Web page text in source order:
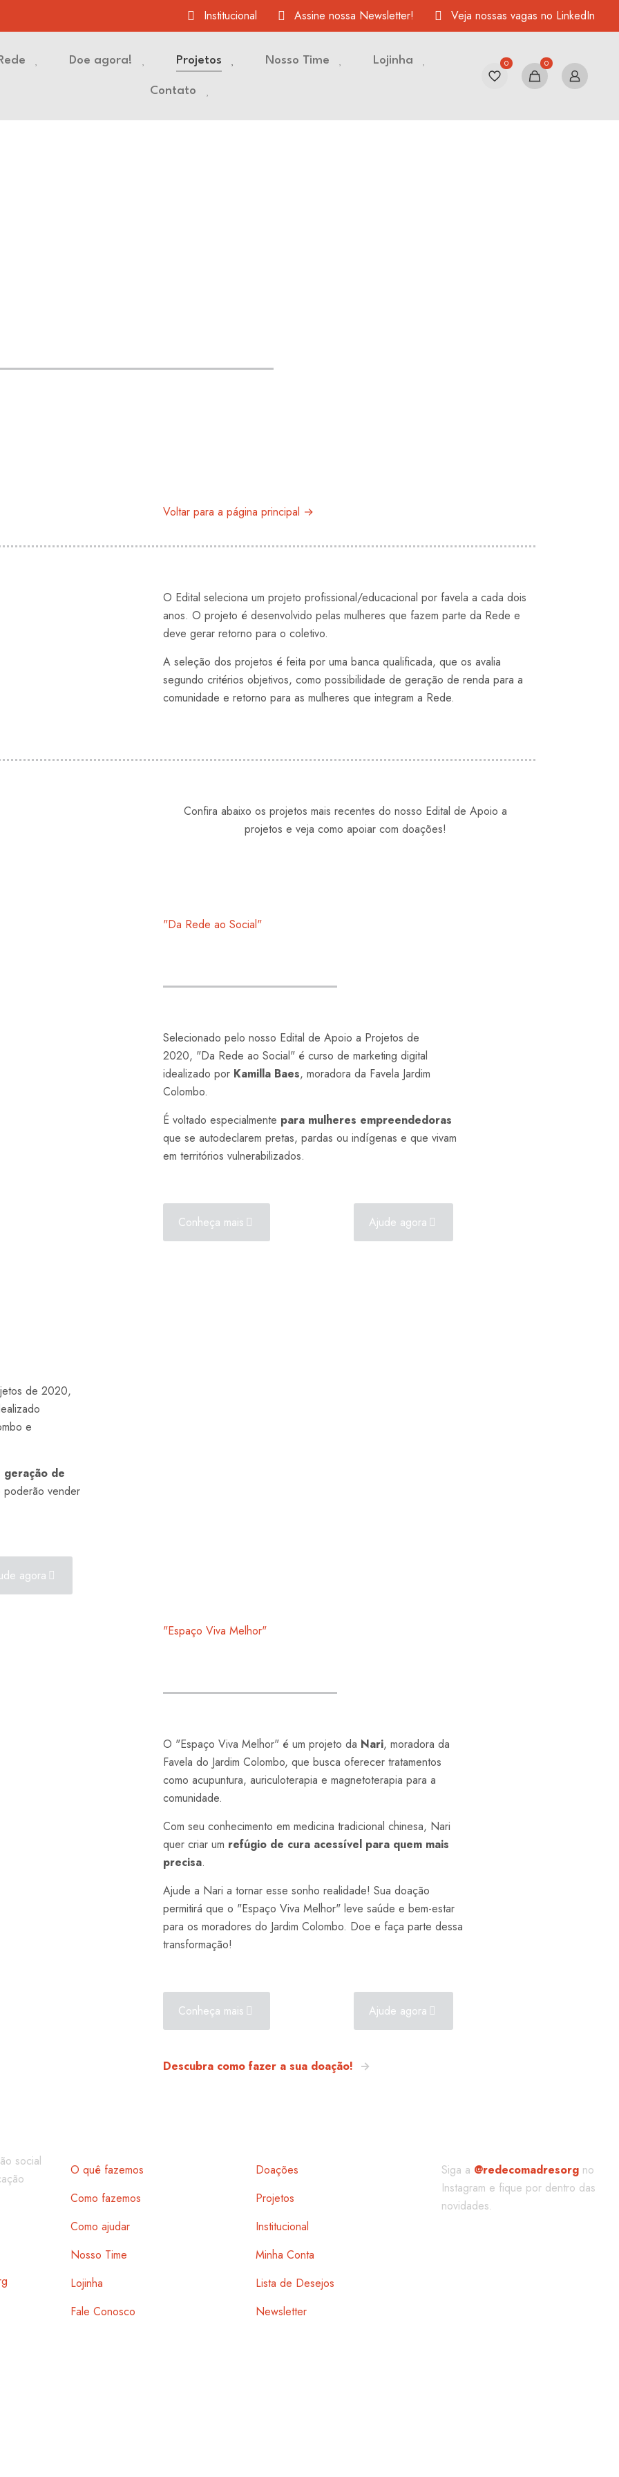
Institucional Assine nossa Newsletter! Veja nossas vagas no LinkedIn
Doe agora! Projetos Nosso Time Lojinha
Contato
0 0
Voltar para a página principal →
O Edital seleciona um projeto profissional/educacional por favela a cada dois
anos. O projeto é desenvolvido pelas mulheres que fazem parte da Rede e
deve gerar retorno para o coletivo.
A seleção dos projetos é feita por uma banca qualificada, que os avalia
segundo critérios objetivos, como possibilidade de geração de renda para a
comunidade e retorno para as mulheres que integram a Rede.
Confira abaixo os projetos mais recentes do nosso Edital de Apoio a
projetos e veja como apoiar com doações!
"Da Rede ao Social"
Selecionado pelo nosso Edital de Apoio a Projetos de
2020, "Da Rede ao Social" é curso de marketing digital
idealizado por Kamilla Baes, moradora da Favela Jardim
Colombo.
É voltado especialmente para mulheres empreendedoras
que se autodeclarem pretas, pardas ou indígenas e que vivam
em territórios vulnerabilizados.
Conheça mais Ajude agora
de 2020,
e
geração de
poderão vender
agora
"Espaço Viva Melhor"
O "Espaço Viva Melhor" é um projeto da Nari, moradora da
Favela do Jardim Colombo, que busca oferecer tratamentos
como acupuntura, auriculoterapia e magnetoterapia para a
comunidade.
Com seu conhecimento em medicina tradicional chinesa, Nari
quer criar um refúgio de cura acessível para quem mais
precisa.
Ajude a Nari a tornar esse sonho realidade! Sua doação
permitirá que o "Espaço Viva Melhor" leve saúde e bem-estar
para os moradores do Jardim Colombo. Doe e faça parte dessa
transformação!
Conheça mais Ajude agora
Descubra como fazer a sua doação! →
social
O quê fazemos
Como fazemos
Como ajudar
Nosso Time
Lojinha
Fale Conosco
Doações
Projetos
Institucional
Minha Conta
Lista de Desejos
Newsletter
Siga a @redecomadresorg no
Instagram e fique por dentro das
novidades.